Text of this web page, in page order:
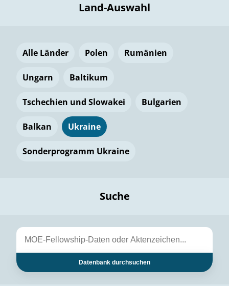
Land-Auswahl
Alle Länder Polen Rumänien
Ungarn Baltikum
Tschechien und Slowakei Bulgarien
Balkan Ukraine
Sonderprogramm Ukraine
Suche
Datenbank durchsuchen